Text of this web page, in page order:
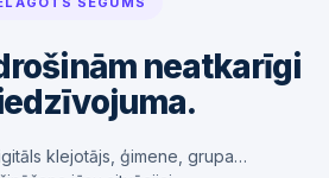
neatkarīgi
klejotājs, ģimene, grupa…